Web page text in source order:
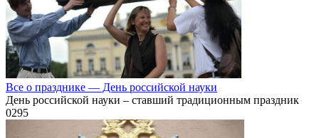
Все о празднике — День российской науки
День российской науки – ставший традиционным праздник
0295